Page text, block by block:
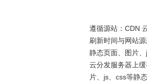
遵循源站：CDN
刷新时间与网站源
静态页面、图片
云分发服务器上
片、js、css等静